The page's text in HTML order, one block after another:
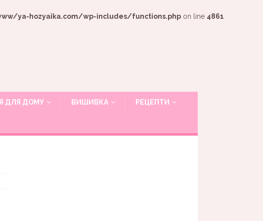
ya-hozyaika.com/wp-includes/functions.php on line 4861
ДЛЯ ДОМУ ВИШИВКА РЕЦЕПТИ